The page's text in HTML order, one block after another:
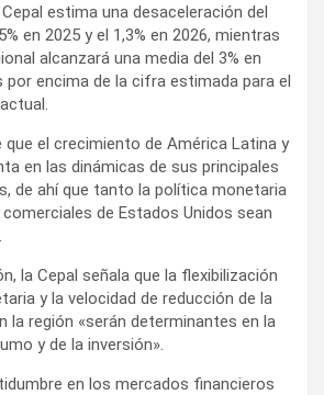
estima una desaceleración del
en 2025 y el 1,3% en 2026, mientras
alcanzará una media del 3% en
por encima de la cifra estimada para el
el crecimiento de América Latina y
en las dinámicas de sus principales
de ahí que tanto la política monetaria
de Estados Unidos sean
la Cepal señala que la flexibilización
y la velocidad de reducción de la
la región «serán determinantes en la
y de la inversión».
en los mercados financieros